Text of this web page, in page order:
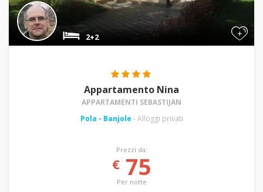
+
2+2
Appartamento Nina
APPARTAMENTI SEBASTIJAN
Pola - Banjole - Alloggi privati
Prezzi da:
€75
Per notte